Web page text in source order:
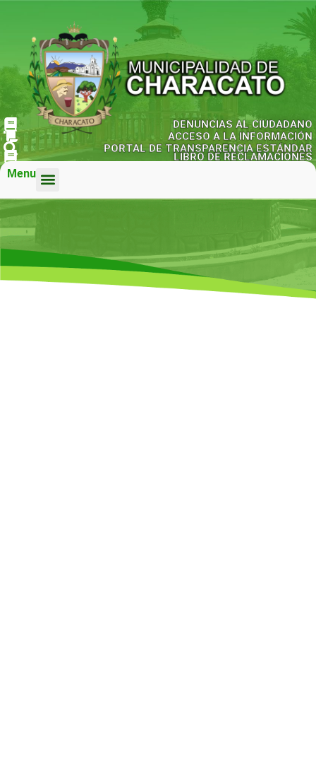
DENUNCIAS AL CIUDADANO
ACCESO A LA INFORMACIÓN
PORTAL DE TRANSPARENCIA ESTÁNDAR
LIBRO DE RECLAMACIONES
Menu